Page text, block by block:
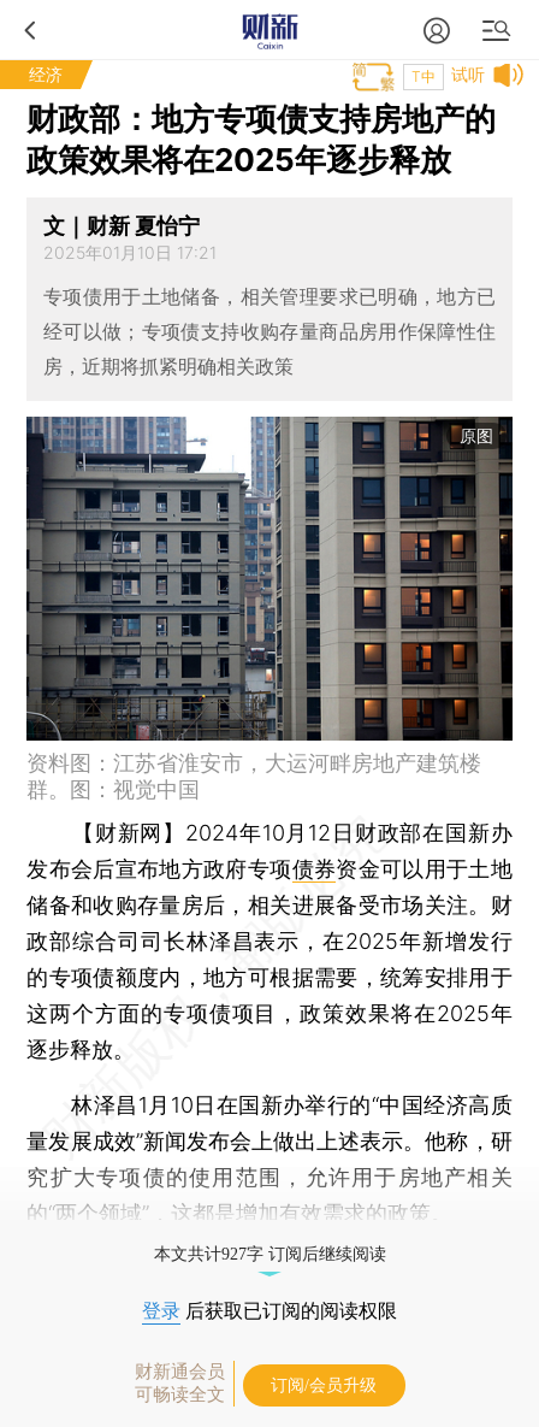
经济 试听
T中
财政部：地方专项债支持房地产的
政策效果将在2025年逐步释放
文｜财新 夏怡宁
2025年01月10日 17:21
专项债用于土地储备，相关管理要求已明确，地方已
经可以做；专项债支持收购存量商品房用作保障性住
房，近期将抓紧明确相关政策
原图
资料图：江苏省淮安市，大运河畔房地产建筑楼
群。图：视觉中国
【财新网】 2024年10月12日财政部在国新办
发布会后宣布地方政府专项债券资金可以用于土地
储备和收购存量房后，相关进展备受市场关注。财
政部综合司司长林泽昌表示，在2025年新增发行
的专项债额度内，地方可根据需要，统筹安排用于
这两个方面的专项债项目，政策效果将在2025年
逐步释放。
林泽昌1月10日在国新办举行的“中国经济高质
量发展成效”新闻发布会上做出上述表示。他称，研
究扩大专项债的使用范围，允许用于房地产相关
的“两个领域”，这都是增加有效需求的政策。
本文共计927字 订阅后继续阅读
登录 后获取已订阅的阅读权限
财新通会员
可畅读全文
订阅/会员升级